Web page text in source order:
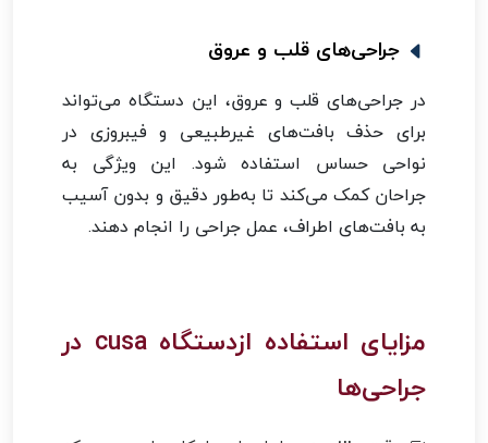
جراحی‌های قلب و عروق
در جراحی‌های قلب و عروق، این دستگاه می‌تواند
برای حذف بافت‌های غیرطبیعی و فیبروزی در
نواحی حساس استفاده شود. این ویژگی به
جراحان کمک می‌کند تا به‌طور دقیق و بدون آسیب
به بافت‌های اطراف، عمل جراحی را انجام دهند.
مزایای استفاده ازدستگاه cusa در
جراحی‌ها